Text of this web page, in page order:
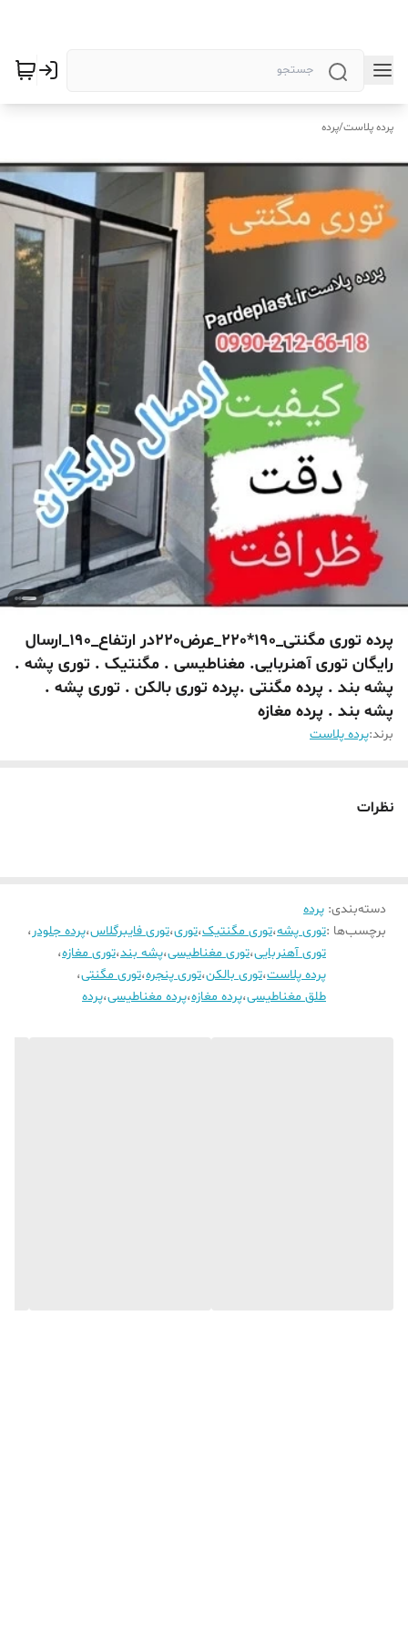
پرده پلاست/پرده
پرده توری مگنتی_190*220_عرض220در ارتفاع_190_ارسال
رایگان توری آهنربایی. مغناطیسی . مگنتیک . توری پشه .
پشه بند . پرده مگنتی .پرده توری بالکن . توری پشه .
پشه بند . پرده مغازه
برند:پرده پلاست
نظرات
دسته‌بندی: پرده
برچسب‌ها :توری پشه،توری مگنتیک،توری،توری فایبرگلاس،پرده جلودر ،
توری آهنربایی،توری مغناطیسی،پشه بند،توری مغازه،
پرده پلاست،توری بالکن،توری پنجره،توری مگنتی،
طلق مغناطیسی،پرده مغازه،پرده مغناطیسی،پرده